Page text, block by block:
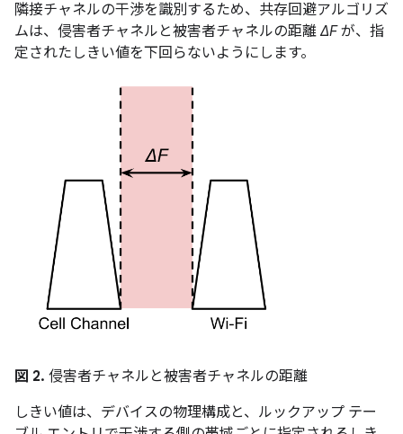
隣接チャネルの干渉を識別するため、共存回避アルゴリズ
ムは、侵害者チャネルと被害者チャネルの距離 ΔFが、指
定されたしきい値を下回らないようにします。
図 2. 侵害者チャネルと被害者チャネルの距離
しきい値は、デバイスの物理構成と、ルックアップ テー